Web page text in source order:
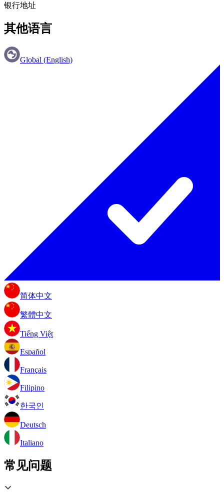
银行地址
其他语言
Global (English)
简体中文
繁體中文
Tiếng Việt
Español
Français
Filipino
한국인
Deutsch
Italiano
常见问题